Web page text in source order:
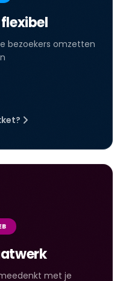
bezoekers omzetten
met je